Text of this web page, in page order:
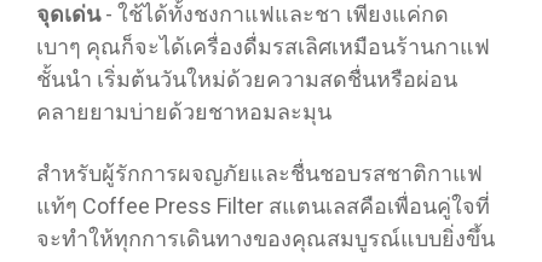
จุดเด่น- ใช้ได้ทั้งชงกาแฟและชา เพียงแค่กด
เบาๆ คุณก็จะได้เครื่องดื่มรสเลิศเหมือนร้านกาแฟ
ชั้นนำ เริ่มต้นวันใหม่ด้วยความสดชื่นหรือผ่อน
คลายยามบ่ายด้วยชาหอมละมุน
สำหรับผู้รักการผจญภัยและชื่นชอบรสชาติกาแฟ
แท้ๆ Coffee Press Filter สแตนเลสคือเพื่อนคู่ใจที่
จะทำให้ทุกการเดินทางของคุณสมบูรณ์แบบยิ่งขึ้น